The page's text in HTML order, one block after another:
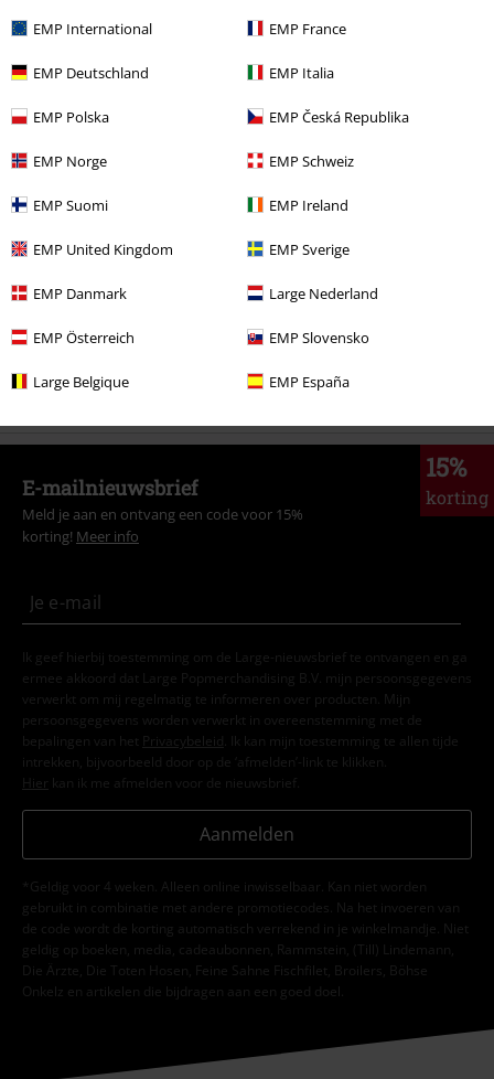
EMP International EMP France
EMP Deutschland EMP Italia
EMP Polska EMP Česká Republika
EMP Norge EMP Schweiz
EMP Suomi EMP Ireland
EMP United Kingdom EMP Sverige
EMP Danmark Large Nederland
EMP Österreich EMP Slovensko
Large Belgique EMP España
€ 43,99
Meer categorieën. Meer opties.
Kleding Truien
Kleding Truien Capuchonvesten
Kleding & accessoires
Stijlen Basics Basics mannen
Stijlen Basics
15%
korting
E-mailnieuwsbrief
Meld je aan en ontvang een code voor 15%
korting! Meer info
Ik geef hierbij toestemming om de Large-nieuwsbrief te ontvangen en ga
ermee akkoord dat Large Popmerchandising B.V. mijn persoonsgegevens
verwerkt om mij regelmatig te informeren over producten. Mijn
persoonsgegevens worden verwerkt in overeenstemming met de
bepalingen van het
Privacybeleid . Ik kan mijn toestemming te allen tijde
intrekken, bijvoorbeeld door op de ‘afmelden’-link te klikken.
Hier kan ik me afmelden voor de nieuwsbrief.
Aanmelden
*Geldig voor 4 weken. Alleen online inwisselbaar. Kan niet worden
gebruikt in combinatie met andere promotiecodes. Na het invoeren van
de code wordt de korting automatisch verrekend in je winkelmandje. Niet
geldig op boeken, media, cadeaubonnen, Rammstein, (Till) Lindemann,
Die Ärzte, Die Toten Hosen, Feine Sahne Fischfilet, Broilers, Böhse
Onkelz en artikelen die bijdragen aan een goed doel.